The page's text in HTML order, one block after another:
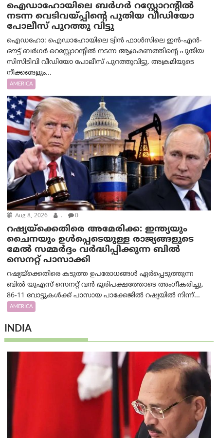
ഐഡാഹോയിലെ ബർഗർ റസ്റ്റോറന്റിൽ
നടന്ന വെടിവയ്പ്പിന്റെ പുതിയ വീഡിയോ
പോലീസ് പുറത്തു വിട്ടു
ഐഡഹോ: ഐഡാഹോയിലെ ട്വിൻ ഫാൾസിലെ ഇൻ-എൻ-
ഔട്ട് ബർഗർ റെസ്റ്റോറന്റിൽ നടന്ന ആക്രമണത്തിന്റെ പുതിയ
സിസിടിവി വീഡിയോ പോലീസ് പുറത്തുവിട്ടു. അക്രമിയുടെ
നീക്കങ്ങളും...
AMERICA
Aug 8, 2026 . 0
റഷ്യയ്‌ക്കെതിരെ അമേരിക്ക: ഇന്ത്യയും
ചൈനയും ഉൾപ്പെടെയുള്ള രാജ്യങ്ങളുടെ
മേൽ സമ്മർദ്ദം വർദ്ധിപ്പിക്കുന്ന ബിൽ
സെനറ്റ് പാസാക്കി
റഷ്യയ്‌ക്കെതിരെ കടുത്ത ഉപരോധങ്ങൾ ഏർപ്പെടുത്തുന്ന
ബിൽ യുഎസ് സെനറ്റ് വൻ ഭൂരിപക്ഷത്തോടെ അംഗീകരിച്ചു.
86-11 വോട്ടുകൾക്ക് പാസായ പാക്കേജിൽ റഷ്യയിൽ നിന്ന്...
AMERICA
INDIA